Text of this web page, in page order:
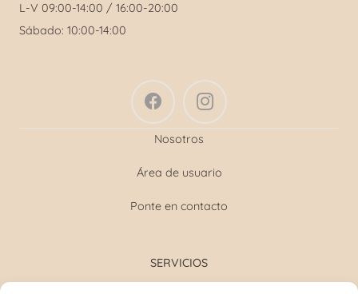
L-V 09:00-14:00 / 16:00-20:00
Sábado: 10:00-14:00
Nosotros
Área de usuario
Ponte en contacto
SERVICIOS